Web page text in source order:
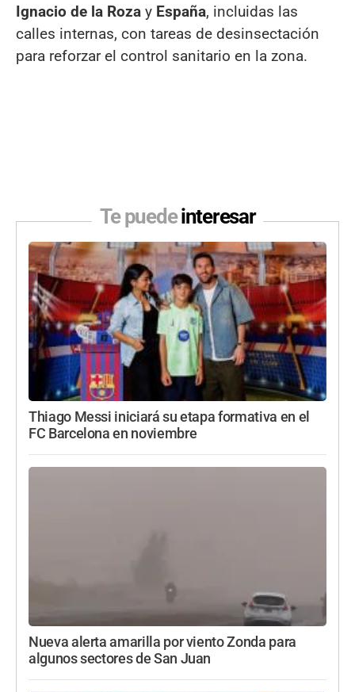
Ignacio de la Roza y España, incluidas las
calles internas, con tareas de desinsectación
para reforzar el control sanitario en la zona.
Te puedeinteresar
Thiago Messi iniciará su etapa formativa en el
FC Barcelona en noviembre
Nueva alerta amarilla por viento Zonda para
algunos sectores de San Juan